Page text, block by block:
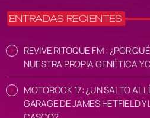
ENTRADAS RECIENTES
REVIVE RITOQUE FM : ¿POR
NUESTRA PROPIA GENÉTICA Y
MOTOROCK 17: ¿UN SALTO AL
GARAGE DE JAMES HETFIELD